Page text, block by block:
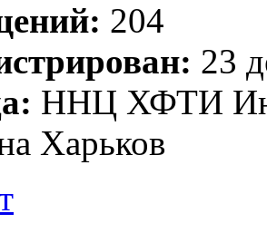
204
23
ННЦ ХФТИ
Харьков